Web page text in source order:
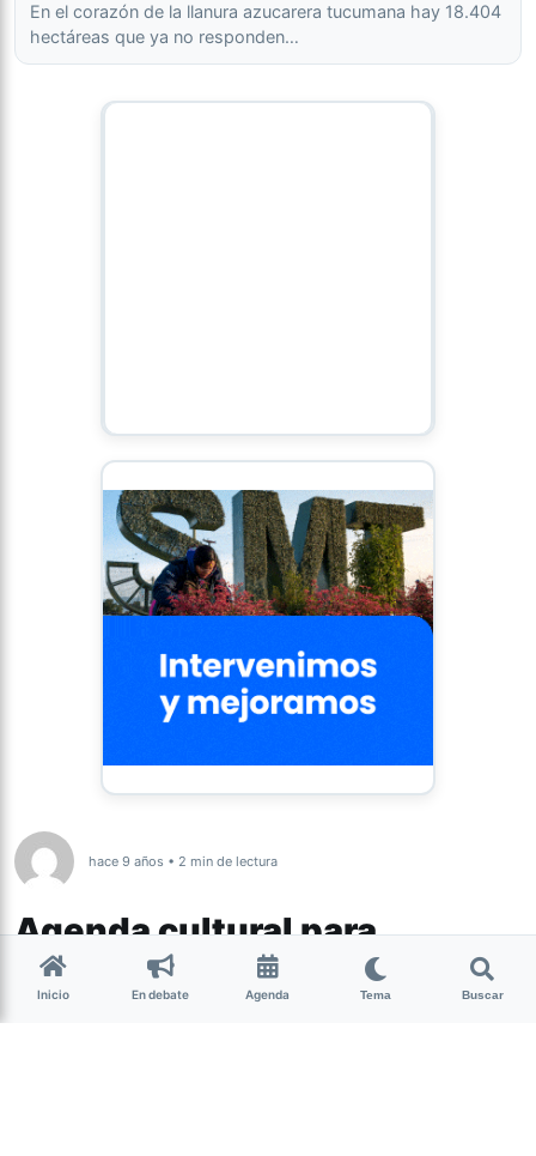
En el corazón de la llanura azucarera tucumana hay 18.404
hectáreas que ya no responden…
hace 9 años • 2 min de lectura
Agenda cultural para
distintos gustos
Inicio En debate Agenda Tema Buscar